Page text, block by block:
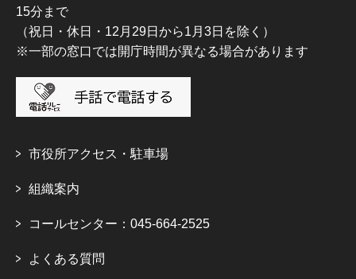
15分まで
（祝日・休日・12月29日から1月3日を除く）
※一部の窓口では開庁時間が異なる場合があります
市役所アクセス・駐車場
組織案内
コールセンター：045-664-2525
よくある質問